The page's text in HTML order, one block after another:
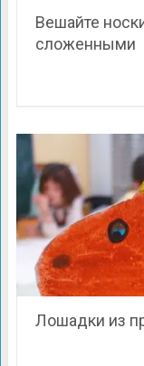
Вешайте
сложенными
Лошадки из